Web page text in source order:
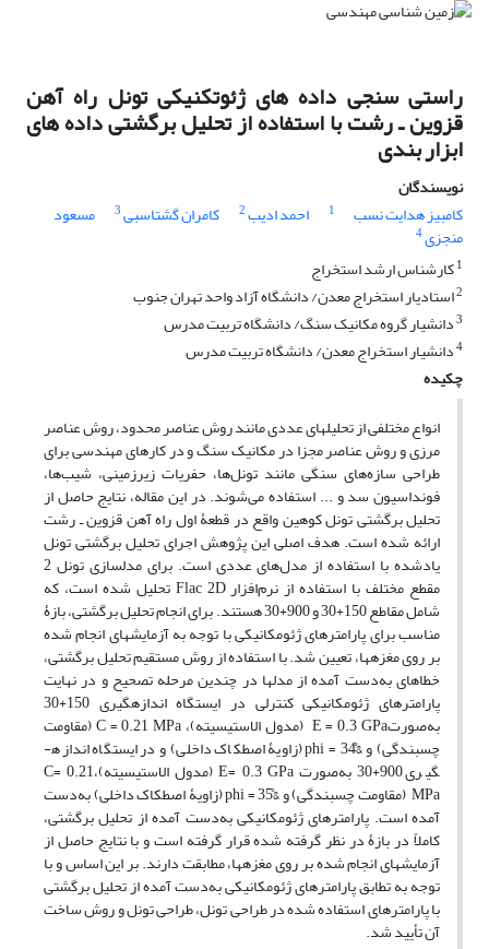
راستی سنجی داده های ژئوتکنیکی تونل راه آهن
قزوین ـ رشت با استفاده از تحلیل برگشتی داده های
ابزار بندی
نویسندگان
کامبیز هدایت نسب
1 احمد ادیب2 کامران گشتاسبی3 مسعود
منجزی4
1کارشناس ارشد استخراج
2استادیار استخراج معدن/ دانشگاه آزاد واحد تهران جنوب
3دانشیار گروه مکانیک سنگ/ دانشگاه تربیت مدرس
4دانشیار استخراج معدن/ دانشگاه تربیت مدرس
چکیده
انواع مختلفی از تحلیل­های عددی مانند روش عناصر محدود، روش عناصر
مرزی و روش عناصر مجزا در مکانیک سنگ و در کارهای مهندسی برای
طراحی سازه‌های سنگی مانند تونل‌ها، حفریات زیرزمینی، شیب‌ها،
فونداسیون سد و ... استفاده می‌شوند. در این مقاله، نتایج حاصل از
تحلیل برگشتی تونل کوهین واقع در قطعۀ اول راه آهن قزوین ـ رشت
ارائه شده است. هدف اصلی این پژوهش اجرای تحلیل برگشتی تونل
یادشده با استفاده از مدل‌های عددی است. برای مدل­سازی تونل 2
مقطع مختلف با استفاده از نرم‌افزار Flac 2D تحلیل شده است، که
شامل مقاطع 150+30 و 900+30 هستند. برای انجام تحلیل برگشتی، بازۀ
مناسب برای پارامترهای ژئومکانیکی با توجه به آزمایش­های انجام شده
بر روی مغزه­ها، تعیین شد. با استفاده از روش مستقیم تحلیل برگشتی،
خطاهای به‌دست آمده از مدل­ها در چندین مرحله تصحیح و در نهایت
پارامترهای ژئومکانیکی کنترلی در ایستگاه اندازه­گیری 150+30
به‌صورتE = 0.3 GPa (مدول الاستیسیته)، C = 0.21 MPa (مقاومت
چسبندگی) و &phi = 34̊ (زاویۀ اصطکاک داخلی) و در ایستگاه اندازه­
گیری 900+30 به‌صورت E= 0.3 GPa (مدول الاستیسیته)،C= 0.21
MPa (مقاومت چسبندگی) و &phi = 35̊ (زاویۀ اصطکاک داخلی) به‌دست
آمده است. پارامترهای ژئومکانیکی به‌دست آمده از تحلیل برگشتی،
کاملاً در بازۀ در نظر گرفته شده قرار گرفته است و با نتایج حاصل از
آزمایش­های انجام شده بر روی مغزه­ها، مطابقت دارند. بر این اساس و با
توجه به تطابق پارامترهای ژئومکانیکی به‌دست آمده از تحلیل برگشتی
با پارامترهای استفاده شده در طراحی تونل، طراحی تونل و روش ساخت
آن تأیید شد.